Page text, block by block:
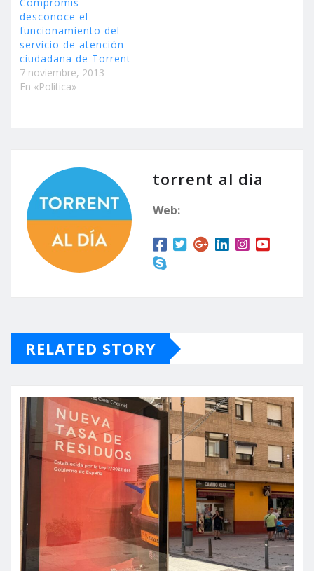
desconoce el
funcionamiento del
servicio de atención
ciudadana de Torrent
7 noviembre, 2013
En «Política»
torrent al dia
Web:
RELATED STORY